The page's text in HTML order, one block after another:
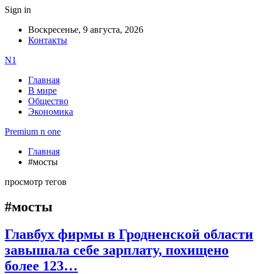
Sign in
Воскресенье, 9 августа, 2026
Контакты
N1
Главная
В мире
Общество
Экономика
Premium n one
Главная
#мосты
просмотр тегов
#мосты
Главбух фирмы в Гродненской области
завышала себе зарплату, похищено
более 123…